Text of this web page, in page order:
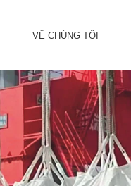
VỀ CHÚNG TÔI